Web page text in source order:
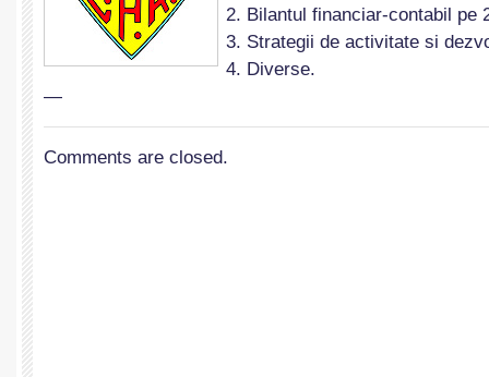
2. Bilantul financiar-contabil pe
3. Strategii de activitate si
4. Diverse.
—
Comments are closed.